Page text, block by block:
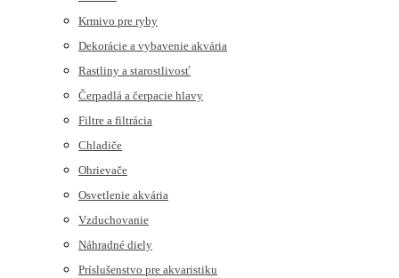
Krmivo pre ryby
Dekorácie a vybavenie akvária
Rastliny a starostlivosť
Čerpadlá a čerpacie hlavy
Filtre a filtrácia
Chladiče
Ohrievače
Osvetlenie akvária
Vzduchovanie
Náhradné diely
Príslušenstvo pre akvaristiku